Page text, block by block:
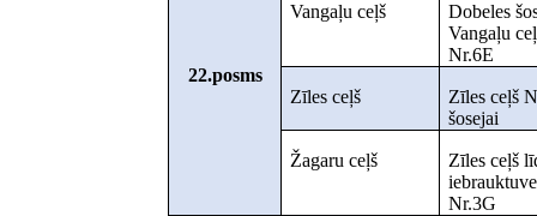
22.posms
Vangaļu ceļš
Dobeles
Vangaļu
Nr.6E
Zīles ceļš
Zīles ceļš
šosejai
Žagaru ceļš
Zīles ceļš
Nr.3G